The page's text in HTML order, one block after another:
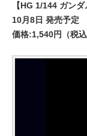
【HG 1/144 ガン
10月8日 発売予定
価格:1,540円（税込